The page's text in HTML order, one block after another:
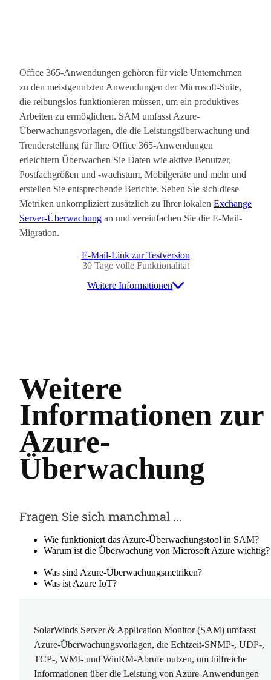
Office 365-Anwendungen gehören für viele Unternehmen
zu den meistgenutzten Anwendungen der Microsoft-Suite,
die reibungslos funktionieren müssen, um ein produktives
Arbeiten zu ermöglichen. SAM umfasst Azure-
Überwachungsvorlagen, die die Leistungsüberwachung und
Trenderstellung für Ihre Office 365-Anwendungen
erleichtern Überwachen Sie Daten wie aktive Benutzer,
Postfachgrößen und ‑wachstum, Mobilgeräte und mehr und
erstellen Sie entsprechende Berichte. Sehen Sie sich diese
Metriken unkompliziert zusätzlich zu Ihrer lokalen Exchange
Server-Überwachung an und vereinfachen Sie die E-Mail-
Migration.
E-Mail-Link zur Testversion
30 Tage volle Funktionalität
Weitere Informationen
Weitere
Informationen zur
Azure-
Überwachung
Fragen Sie sich manchmal ...
Wie funktioniert das Azure-Überwachungstool in SAM?
Warum ist die Überwachung von Microsoft Azure wichtig?
Was sind Azure-Überwachungsmetriken?
Was ist Azure IoT?
SolarWinds Server & Application Monitor (SAM) umfasst
Azure-Überwachungsvorlagen, die Echtzeit-SNMP-, UDP-,
TCP-, WMI- und WinRM-Abrufe nutzen, um hilfreiche
Informationen über die Leistung von Azure-Anwendungen